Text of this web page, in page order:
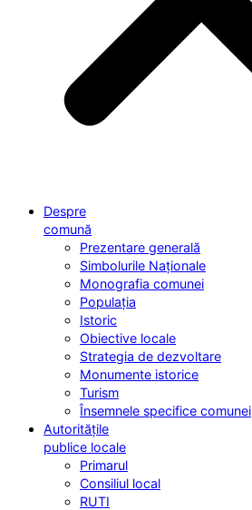
Despre
comună
Prezentare generală
Simbolurile Naționale
Monografia comunei
Populația
Istoric
Obiective locale
Strategia de dezvoltare
Monumente istorice
Turism
Însemnele specifice comunei
Autoritățile
publice locale
Primarul
Consiliul local
RUTI